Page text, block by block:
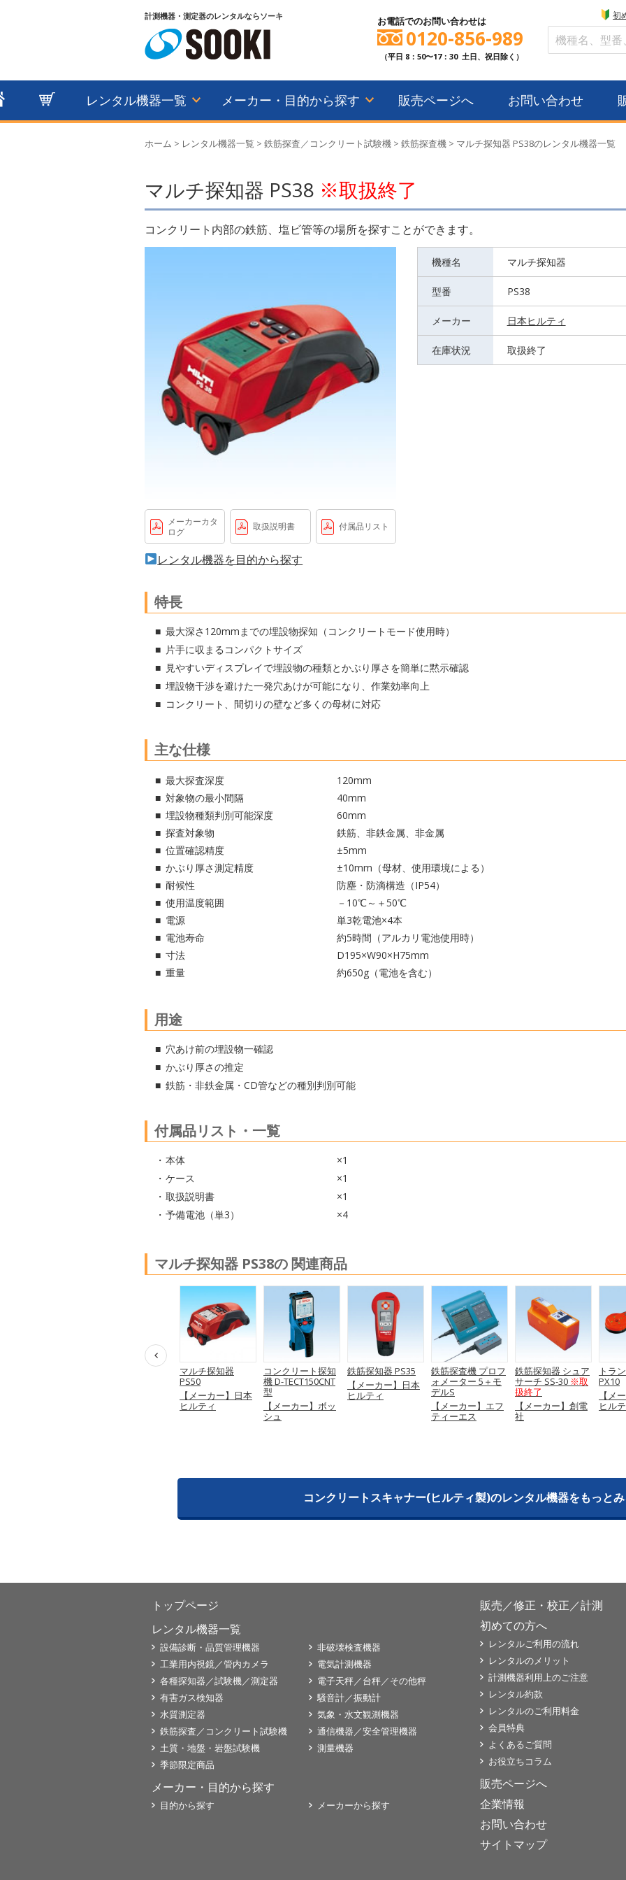
計測機器・測定器のレンタルならソーキ お電話でのお問い合わせは
0120-856-989
（平日 8：50〜17：30 土日、祝日除く）
初
レンタル機器一覧 メーカー・目的から探す 販売ページへ お問い合わせ
ホーム > レンタル機器一覧 > 鉄筋探査／コンクリート試験機 > 鉄筋探査機 > マルチ探知器 PS38のレンタル機器一覧
マルチ探知器 PS38 ※取扱終了
コンクリート内部の鉄筋、塩ビ管等の場所を探すことができます。
メーカーカタ
ログ
取扱説明書 付属品リスト
機種名 マルチ探知器
型番 PS38
メーカー 日本ヒルティ
在庫状況 取扱終了
レンタル機器を目的から探す
特長
最大深さ120mmまでの埋設物探知（コンクリートモード使用時）
片手に収まるコンパクトサイズ
見やすいディスプレイで埋設物の種類とかぶり厚さを簡単に黙示確認
埋設物干渉を避けた一発穴あけが可能になり、作業効率向上
コンクリート、間切りの壁など多くの母材に対応
主な仕様
最大探査深度
120mm
対象物の最小間隔
40mm
埋設物種類判別可能深度
60mm
探査対象物
鉄筋、非鉄金属、非金属
位置確認精度
±5mm
かぶり厚さ測定精度
±10mm（母材、使用環境による）
耐候性
防塵・防滴構造（IP54）
使用温度範囲
－10℃～＋50℃
電源
単3乾電池×4本
電池寿命
約5時間（アルカリ電池使用時）
寸法
D195×W90×H75mm
重量
約650g（電池を含む）
用途
穴あけ前の埋設物一確認
かぶり厚さの推定
鉄筋・非鉄金属・CD管などの種別判別可能
付属品リスト・一覧
本体
×1
ケース
×1
取扱説明書
×1
予備電池（単3）
×4
マルチ探知器 PS38の 関連商品
鉄筋腐食検査機 キ
マルチ探知器
PS50
【メーカー】日本
ヒルティ
コンクリート探知
機 D-TECT150CNT
型
【メーカー】ボッ
シュ
鉄筋探知器 PS35
【メーカー】日本
ヒルティ
鉄筋探査機 プロフ
ォメーター 5＋モ
デルS
【メーカー】エフ
ティーエス
鉄筋探知器 シュア
サーチ SS-30 ※取
扱終了
【メーカー】創電
社
トラ
PX10
【メ
ヒル
コンクリートスキャナー(ヒルティ製)のレンタル機器をもっと
トップページ
レンタル機器一覧
設備診断・品質管理機器
非破壊検査機器
工業用内視鏡／管内カメラ
電気計測機器
各種探知器／試験機／測定器
電子天秤／台秤／その他秤
有害ガス検知器
騒音計／振動計
水質測定器
気象・水文観測機器
鉄筋探査／コンクリート試験機
通信機器／安全管理機器
土質・地盤・岩盤試験機
測量機器
季節限定商品
メーカー・目的から探す
目的から探す メーカーから探す
販売／修正・校正／計測
初めての方へ
レンタルご利用の流れ
レンタルのメリット
計測機器利用上のご注意
レンタル約款
レンタルのご利用料金
会員特典
よくあるご質問
お役立ちコラム
販売ページへ
企業情報
お問い合わせ
サイトマップ